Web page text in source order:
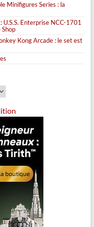
Minifigures Series : la
Enterprise NCC-1701
Kong Arcade : le set est